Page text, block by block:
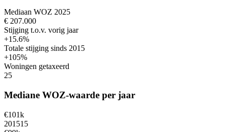
Mediaan WOZ 2025
€ 207.000
Stijging t.o.v. vorig jaar
+15.6%
Totale stijging sinds 2015
+105%
Woningen getaxeerd
25
Mediane WOZ-waarde per jaar
€101k
201515